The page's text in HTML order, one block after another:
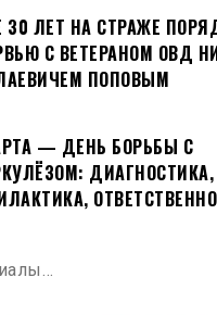
30 ЛЕТ НА СТРАЖЕ
С ВЕТЕРАНОМ ОВД
ПОПОВЫМ
— ДЕНЬ БОРЬБЫ С
ДИАГНОСТИКА,